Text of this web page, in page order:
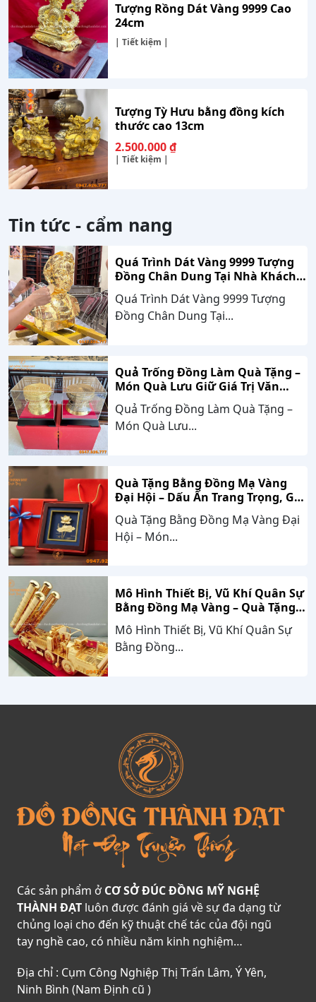
Tượng Rồng Dát Vàng 9999 Cao
24cm
| Tiết kiệm |
Tượng Tỳ Hưu bằng đồng kích
thước cao 13cm
2.500.000₫
| Tiết kiệm |
Tin tức - cẩm nang
Quá Trình Dát Vàng 9999 Tượng
Đồng Chân Dung Tại Nhà Khách
Hàng Nghệ An
Quá Trình Dát Vàng 9999 Tượng
Đồng Chân Dung Tại...
Quả Trống Đồng Làm Quà Tặng –
Món Quà Lưu Giữ Giá Trị Văn
Hóa, Gắn Kết Thành Công
Quả Trống Đồng Làm Quà Tặng –
Món Quà Lưu...
Quà Tặng Bằng Đồng Mạ Vàng
Đại Hội – Dấu Ấn Trang Trọng, Giá
Trị Bền Vững Theo Thời Gian
Quà Tặng Bằng Đồng Mạ Vàng Đại
Hội – Món...
Mô Hình Thiết Bị, Vũ Khí Quân Sự
Bằng Đồng Mạ Vàng – Quà Tặng
Cao Cấp Mang Dấu Ấn Sức Mạnh
Và Niềm Tự Hào Dân Tộc
Mô Hình Thiết Bị, Vũ Khí Quân Sự
Bằng Đồng...
Các sản phẩm ởCƠ SỞ ĐÚC ĐỒNG MỸ NGHỆ
THÀNH ĐẠT luôn được đánh giá về sự đa dạng từ
chủng loại cho đến kỹ thuật chế tác của đội ngũ
tay nghề cao, có nhiều năm kinh nghiệm…
Địa chỉ : Cụm Công Nghiệp Thị Trấn Lâm, Ý Yên,
Ninh Bình (Nam Định cũ )